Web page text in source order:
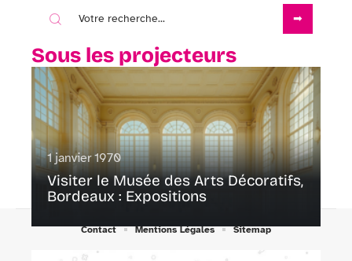
Sous les projecteurs
1 janvier 1970
Visiter le Musée des Arts Décoratifs,
Bordeaux : Expositions
Contact Mentions Légales Sitemap